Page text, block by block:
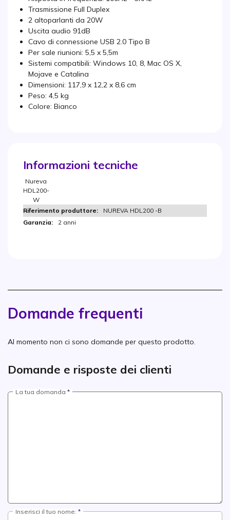
Trasmissione Full Duplex
2 altoparlanti da 20W
Uscita audio 91dB
Cavo di connessione USB 2.0 Tipo B
Per sale riunioni: 5,5 x 5,5m
Sistemi compatibili: Windows 10, 8, Mac OS X,
Mojave e Catalina
Dimensioni: 117,9 x 12,2 x 8,6 cm
Peso: 4,5 kg
Colore: Bianco
Informazioni tecniche
Nureva
HDL200-
W
NUREVA HDL200 -B
2 anni
Domande frequenti
Al momento non ci sono domande per questo prodotto.
Domande e risposte dei clienti
La tua domanda
Inserisci il tuo nome: